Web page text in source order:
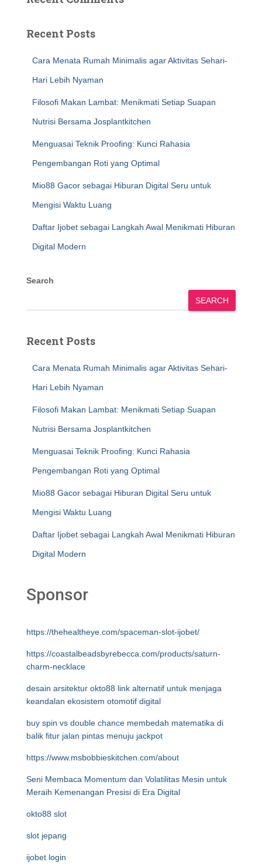
Recent Posts
Cara Menata Rumah Minimalis agar Aktivitas Sehari-
Hari Lebih Nyaman
Filosofi Makan Lambat: Menikmati Setiap Suapan
Nutrisi Bersama Josplantkitchen
Menguasai Teknik Proofing: Kunci Rahasia
Pengembangan Roti yang Optimal
Mio88 Gacor sebagai Hiburan Digital Seru untuk
Mengisi Waktu Luang
Daftar Ijobet sebagai Langkah Awal Menikmati Hiburan
Digital Modern
Search
SEARCH
Recent Posts
Cara Menata Rumah Minimalis agar Aktivitas Sehari-
Hari Lebih Nyaman
Filosofi Makan Lambat: Menikmati Setiap Suapan
Nutrisi Bersama Josplantkitchen
Menguasai Teknik Proofing: Kunci Rahasia
Pengembangan Roti yang Optimal
Mio88 Gacor sebagai Hiburan Digital Seru untuk
Mengisi Waktu Luang
Daftar Ijobet sebagai Langkah Awal Menikmati Hiburan
Digital Modern
Sponsor
https://thehealtheye.com/spaceman-slot-ijobet/
https://coastalbeadsbyrebecca.com/products/saturn-
charm-necklace
desain arsitektur okto88 link alternatif untuk menjaga
keandalan ekosistem otomotif digital
buy spin vs double chance membedah matematika di
balik fitur jalan pintas menuju jackpot
https://www.msbobbieskitchen.com/about
Seni Membaca Momentum dan Volatilitas Mesin untuk
Meraih Kemenangan Presisi di Era Digital
okto88 slot
slot jepang
ijobet login